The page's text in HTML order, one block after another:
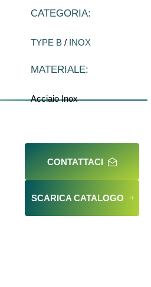
CATEGORIA:
TYPE B / INOX
MATERIALE:
Acciaio Inox
CONTATTACI
SCARICA CATALOGO